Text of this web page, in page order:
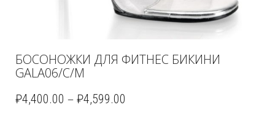
БОСОНОЖКИ ДЛЯ ФИТНЕС БИКИНИ
GALA06/C/M
₽4,400.00 – ₽4,599.00